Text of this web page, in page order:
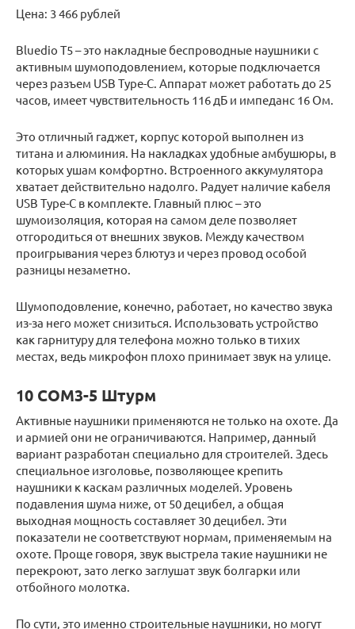
Цена: 3 466 рублей
Bluedio T5 – это накладные беспроводные наушники с
активным шумоподовлением, которые подключается
через разъем USB Type-C. Аппарат может работать до 25
часов, имеет чувствительность 116 дБ и импеданс 16 Ом.
Это отличный гаджет, корпус которой выполнен из
титана и алюминия. На накладках удобные амбушюры, в
которых ушам комфортно. Встроенного аккумулятора
хватает действительно надолго. Радует наличие кабеля
USB Type-C в комплекте. Главный плюс – это
шумоизоляция, которая на самом деле позволяет
отгородиться от внешних звуков. Между качеством
проигрывания через блютуз и через провод особой
разницы незаметно.
Шумоподовление, конечно, работает, но качество звука
из-за него может снизиться. Использовать устройство
как гарнитуру для телефона можно только в тихих
местах, ведь микрофон плохо принимает звук на улице.
10 СОМ3-5 Штурм
Активные наушники применяются не только на охоте. Да
и армией они не ограничиваются. Например, данный
вариант разработан специально для строителей. Здесь
специальное изголовье, позволяющее крепить
наушники к каскам различных моделей. Уровень
подавления шума ниже, от 50 децибел, а общая
выходная мощность составляет 30 децибел. Эти
показатели не соответствуют нормам, применяемым на
охоте. Проще говоря, звук выстрела такие наушники не
перекроют, зато легко заглушат звук болгарки или
отбойного молотка.
По сути, это именно строительные наушники, но могут